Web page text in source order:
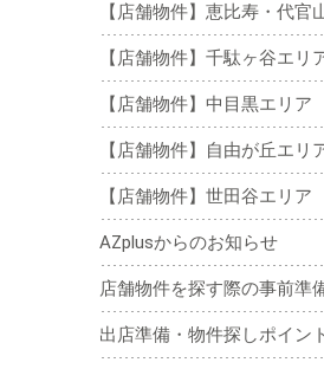
【店舗物件】恵比寿・代官
【店舗物件】千駄ヶ谷エリ
【店舗物件】中目黒エリア
【店舗物件】自由が丘エリ
【店舗物件】世田谷エリア
AZplusからのお知らせ
店舗物件を探す際の事前準
出店準備・物件探しポイン